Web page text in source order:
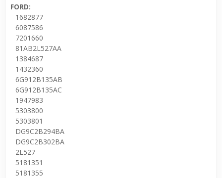
FORD:
1682877
6087586
7201660
81AB2L527AA
1384687
1432360
6G912B135AB
6G912B135AC
1947983
5303800
5303801
DG9C2B294BA
DG9C2B302BA
2L527
5181351
5181355